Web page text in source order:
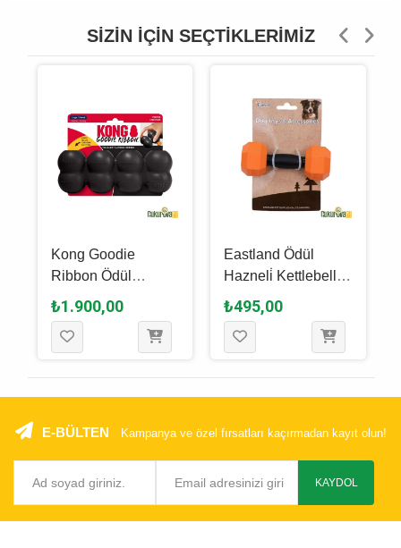
SIZIN İÇIN SEÇTIKLERIMIZ
Kong Goodie
Ribbon Ödül
Hazneli Köpek
Oyuncağı Siyah / L -
21.5 Cm
₺1.900,00
Eastland Ödül
Hazneli̇ Kettlebell
Oyuncak 10 Cm
₺495,00
E-BÜLTEN Kampanya ve özel fırsatları kaçırmadan kayıt olun!
KAYDOL